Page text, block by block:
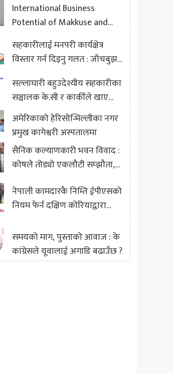
International Business
Potential of Makkuse and
Export Opportunities of
Nepali Sweets with Global
Comparison to Baklava
सहकारीलाई मनपरी कार्यक्षेत्र
विस्तार गर्न दिइनु गलत : जाँचबुझ
सल्लाघारी बहुउदेश्यीय सहकारीका
सञ्चालक के.सी र कार्कीले खाए
सदस्यको करोडौं बचत
अमेरिकाको हेरिसोन्भिल्लीका नगर
प्रमुख कागेश्वरी अस्पतालमा
सैनिक कल्याणकारी भवन विवाद :
कोषले तोड्यो एकलौटी सम्झौता,
बिखलबन्दमा (भिडियो)
नेपाली कामदारकै निम्ति ईपीएसको
नियम फेर्न दक्षिण कोरियाद्वारा
समयको माग, पुस्ताको आवाज : के
कांग्रेसले यूवालाई अगाडि बढाउँछ ?